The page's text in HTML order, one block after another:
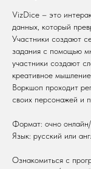
VizDice – это
данных, который
Участники создают
задания с помощью
участники создают
креативное мышление.
Воркшоп проходит
своих персонажей и
Формат: очно онлайн/
Язык: русский или
Ознакомиться с